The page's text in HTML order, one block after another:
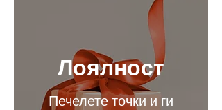
Лоялност
Печелете точки и ги